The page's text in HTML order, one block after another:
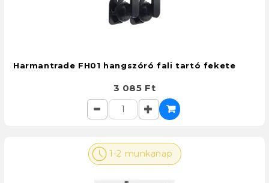
Harmantrade FH01 hangszóró fali tartó fekete
3 085 Ft
1-2 munkanap